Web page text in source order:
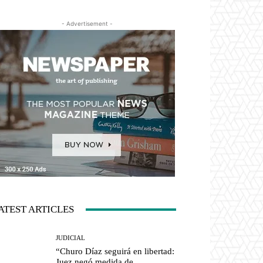
- Advertisement -
ARTICLES
JUDICIAL
“Churo Díaz seguirá en libertad: